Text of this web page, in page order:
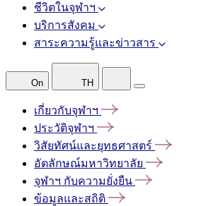
ชีวิตในจุฬาฯ
บริการสังคม
สาระความรู้และข่าวสาร
On TH
เกี่ยวกับจุฬาฯ
ประวัติจุฬาฯ
วิสัยทัศน์และยุทธศาสตร์
อัตลักษณ์มหาวิทยาลัย
จุฬาฯ กับความยั่งยืน
ข้อมูลและสถิติ